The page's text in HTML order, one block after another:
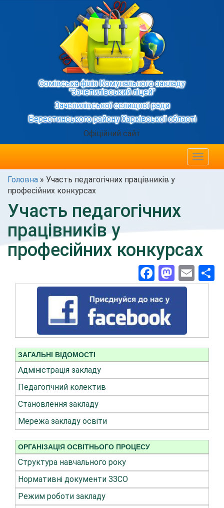
Сомівська філія Комунального закладу
"Зачепилівський ліцей"
Зачепилівської селищної ради
Берестинського району Харківської області
Офіційний сайт
Toggle
Головна » Участь педагогічних працівників у
професійних конкурсах
Участь педагогічних
працівників у
професійних конкурсах
Facebook
ЗАГАЛЬНІ ВІДОМОСТІ
Адміністрація закладу
Педагогічний колектив
Становлення закладу
Мережа закладу освіти
ОРГАНІЗАЦІЯ ОСВІТНЬОГО ПРОЦЕСУ
Структура навчального року
Нормативні документи ЗЗСО
Режим роботи закладу